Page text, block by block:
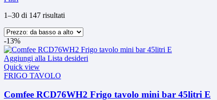
1–30 di 147 risultati
più
-13%
Aggiungi alla Lista desideri
Quick view
FRIGO TAVOLO
Comfee RCD76WH2 Frigo tavolo mini bar 45litri E